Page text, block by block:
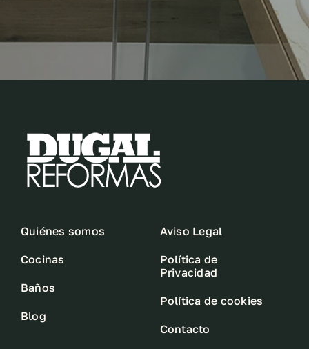
Quiénes somos
Cocinas
Baños
Blog
Aviso Legal
Política de
Privacidad
Política de cookies
Contacto